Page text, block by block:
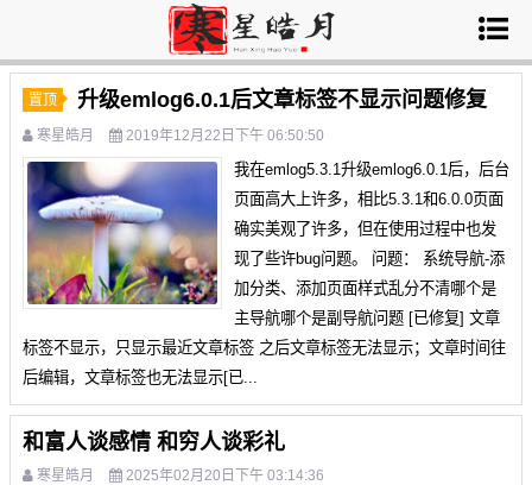
置顶 升级emlog6.0.1后文章标签不显示问题修复
寒星皓月 2019年12月22日下午 06:50:50
我在emlog5.3.1升级emlog6.0.1后，后台
页面高大上许多，相比5.3.1和6.0.0页面
确实美观了许多，但在使用过程中也发
现了些许bug问题。 问题： 系统导航-添
加分类、添加页面样式乱分不清哪个是
主导航哪个是副导航问题 [已修复] 文章
标签不显示，只显示最近文章标签 之后文章标签无法显示；文章时间往
后编辑，文章标签也无法显示[已...
和富人谈感情 和穷人谈彩礼
寒星皓月 2025年02月20日下午 03:14:36